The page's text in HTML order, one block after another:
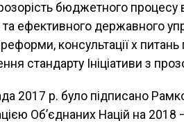
бюджетного
та ефективного державного
консультації х
стандарту Ініціативи з
2017 р. було підписано
Об’єднаних Націй на